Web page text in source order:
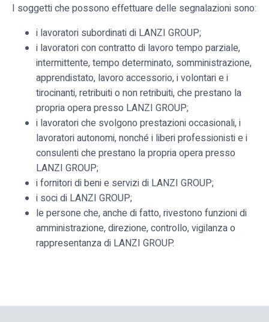
I soggetti che possono effettuare delle segnalazioni sono:
i lavoratori subordinati di LANZI GROUP;
i lavoratori con contratto di lavoro tempo parziale,
intermittente, tempo determinato, somministrazione,
apprendistato, lavoro accessorio, i volontari e i
tirocinanti, retribuiti o non retribuiti, che prestano la
propria opera presso LANZI GROUP;
i lavoratori che svolgono prestazioni occasionali, i
lavoratori autonomi, nonché i liberi professionisti e i
consulenti che prestano la propria opera presso
LANZI GROUP;
i fornitori di beni e servizi di LANZI GROUP;
i soci di LANZI GROUP;
le persone che, anche di fatto, rivestono funzioni di
amministrazione, direzione, controllo, vigilanza o
rappresentanza di LANZI GROUP.